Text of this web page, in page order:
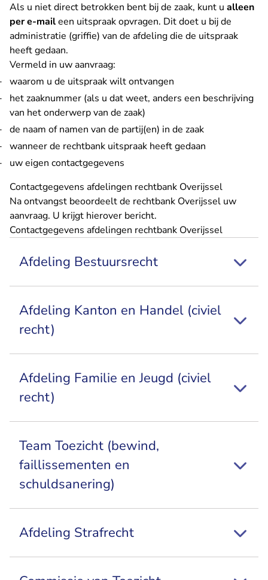
Als u niet direct betrokken bent bij de zaak, kunt u alleen
per e-maileen uitspraak opvragen. Dit doet u bij de
administratie (griffie) van de afdeling die de uitspraak
heeft gedaan.
Vermeld in uw aanvraag:
waarom u de uitspraak wilt ontvangen
het zaaknummer (als u dat weet, anders een beschrijving
van het onderwerp van de zaak)
de naam of namen van de partij(en) in de zaak
wanneer de rechtbank uitspraak heeft gedaan
uw eigen contactgegevens
Contactgegevens afdelingen rechtbank Overijssel
Na ontvangst beoordeelt de rechtbank Overijssel uw
aanvraag. U krijgt hierover bericht.
Contactgegevens afdelingen rechtbank Overijssel
Afdeling Bestuursrecht
Afdeling Kanton en Handel (civiel
recht)
Afdeling Familie en Jeugd (civiel
recht)
Team Toezicht (bewind,
faillissementen en
schuldsanering)
Afdeling Strafrecht